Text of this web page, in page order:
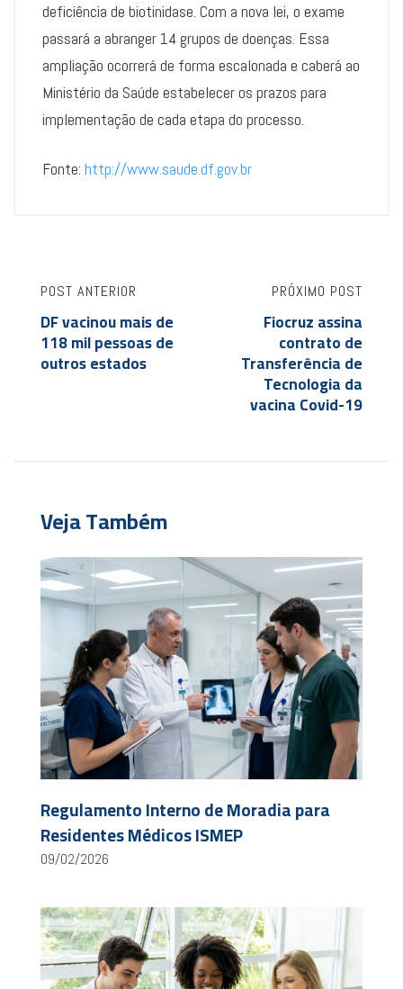
deficiência de biotinidase. Com a nova lei, o exame
passará a abranger 14 grupos de doenças. Essa
ampliação ocorrerá de forma escalonada e caberá ao
Ministério da Saúde estabelecer os prazos para
implementação de cada etapa do processo.
Fonte: http://www.saude.df.gov.br
POST ANTERIOR
DF vacinou mais de
118 mil pessoas de
outros estados
PRÓXIMO POST
Fiocruz assina
contrato de
Transferência de
Tecnologia da
vacina Covid-19
Veja Também
Regulamento Interno de Moradia para
Residentes Médicos ISMEP
09/02/2026